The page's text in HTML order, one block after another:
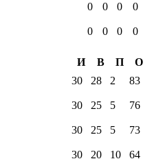
0 0 0 0
0 0 0
0
И В П
О
30 28 2 83
30 25 5 76
30 25 5 73
30 20 10 64